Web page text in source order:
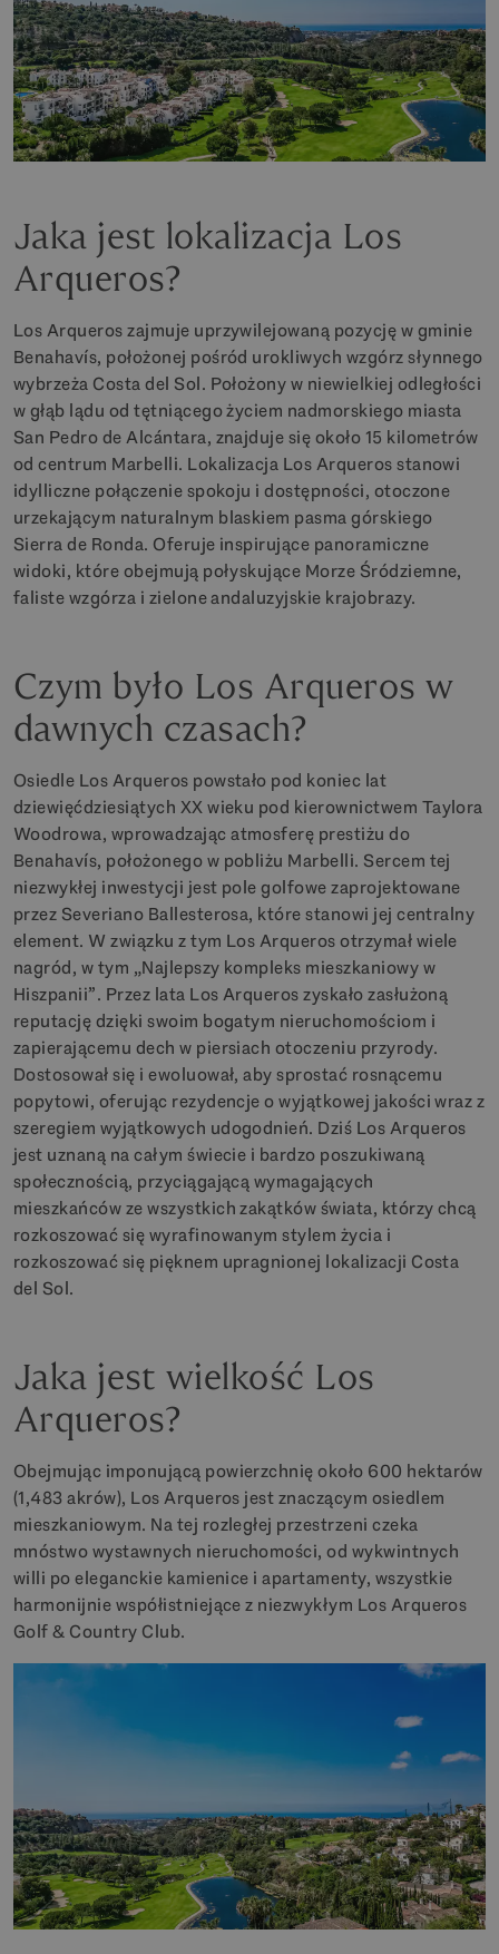
Jaka jest lokalizacja Los
Arqueros?
Los Arqueros zajmuje uprzywilejowaną pozycję w gminie
Benahavís, położonej pośród urokliwych wzgórz słynnego
wybrzeża Costa del Sol. Położony w niewielkiej odległości
w głąb lądu od tętniącego życiem nadmorskiego miasta
San Pedro de Alcántara, znajduje się około 15 kilometrów
od centrum Marbelli. Lokalizacja Los Arqueros stanowi
idylliczne połączenie spokoju i dostępności, otoczone
urzekającym naturalnym blaskiem pasma górskiego
Sierra de Ronda. Oferuje inspirujące panoramiczne
widoki, które obejmują połyskujące Morze Śródziemne,
faliste wzgórza i zielone andaluzyjskie krajobrazy.
Czym było Los Arqueros w
dawnych czasach?
Osiedle Los Arqueros powstało pod koniec lat
dziewięćdziesiątych XX wieku pod kierownictwem Taylora
Woodrowa, wprowadzając atmosferę prestiżu do
Benahavís, położonego w pobliżu Marbelli. Sercem tej
niezwykłej inwestycji jest pole golfowe zaprojektowane
przez Severiano Ballesterosa, które stanowi jej centralny
element. W związku z tym Los Arqueros otrzymał wiele
nagród, w tym „Najlepszy kompleks mieszkaniowy w
Hiszpanii”. Przez lata Los Arqueros zyskało zasłużoną
reputację dzięki swoim bogatym nieruchomościom i
zapierającemu dech w piersiach otoczeniu przyrody.
Dostosował się i ewoluował, aby sprostać rosnącemu
popytowi, oferując rezydencje o wyjątkowej jakości wraz z
szeregiem wyjątkowych udogodnień. Dziś Los Arqueros
jest uznaną na całym świecie i bardzo poszukiwaną
społecznością, przyciągającą wymagających
mieszkańców ze wszystkich zakątków świata, którzy chcą
rozkoszować się wyrafinowanym stylem życia i
rozkoszować się pięknem upragnionej lokalizacji Costa
del Sol.
Jaka jest wielkość Los
Arqueros?
Obejmując imponującą powierzchnię około 600 hektarów
(1,483 akrów), Los Arqueros jest znaczącym osiedlem
mieszkaniowym. Na tej rozległej przestrzeni czeka
mnóstwo wystawnych nieruchomości, od wykwintnych
willi po eleganckie kamienice i apartamenty, wszystkie
harmonijnie współistniejące z niezwykłym Los Arqueros
Golf & Country Club.